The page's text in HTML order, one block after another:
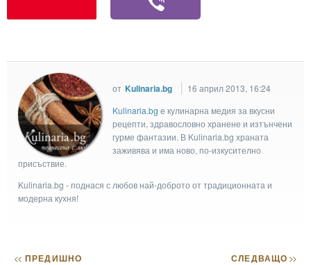
от Kulinaria.bg
16 април 2013, 16:24
Kulinaria.bg e кулинарна медия за вкусни
рецепти, здравословно хранене и изтънчени
гурме фантазии. В Kulinaria.bg храната
заживява и има ново, по-изкусително
присъствие.
Kulinaria.bg - поднася с любов най-доброто от традиционната и
модерна кухня!
<< ПРЕДИШНО СЛЕДВАЩО>>